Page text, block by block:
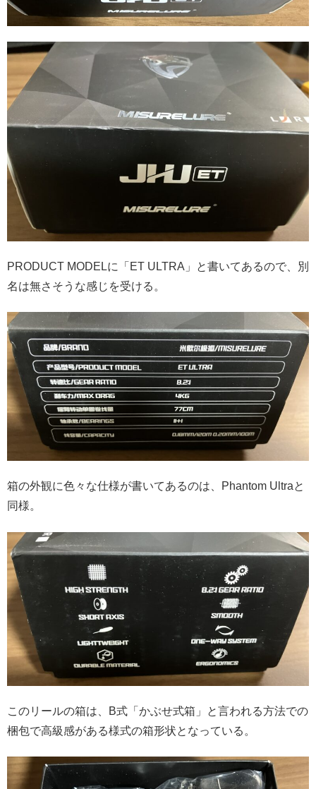
PRODUCT MODELに「ET ULTRA」と書いてあるので、別
名は無さそうな感じを受ける。
箱の外観に色々な仕様が書いてあるのは、Phantom Ultraと
同様。
このリールの箱は、B式「かぶせ式箱」と言われる方法での
梱包で高級感がある様式の箱形状となっている。